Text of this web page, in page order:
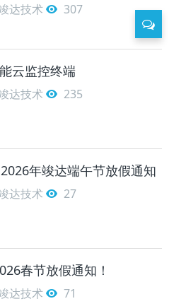
达技术 307
云监控终端
达技术 235
年竣达端午节放假通知
达技术 27
春节放假通知！
达技术 71